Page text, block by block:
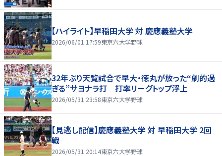
【ハイライト】早稲田大学 対 慶應義塾大学
2026/06/01 17:59東京六大学野球
32年ぶり天覧試合で早大・徳丸が放った“劇的過
ぎる”サヨナラ打 打率リーグトップ浮上
2026/05/31 23:58東京六大学野球
【見逃し配信】慶應義塾大学 対 早稲田大学 2回
戦
2026/05/31 20:14東京六大学野球